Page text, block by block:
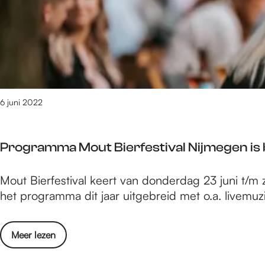
0
e
u
l
a
t
e
Programma Mout Bierfestival Nijmegen is
6 juni 2022
P
r
g
r
Mout Bierfestival keert van donderdag 23 juni t/
het programma dit jaar uitgebreid met o.a.
Meer lezen
o
v